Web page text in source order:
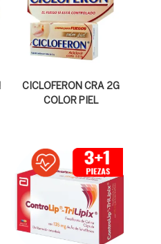
CICLOFERON CRA 2G
COLOR PIEL